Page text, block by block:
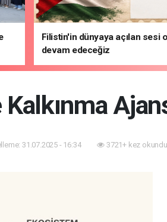
Filistin'in dünyaya açılan sesi
devam edeceğiz
31.07.2025 - 16:34 3721+ kez